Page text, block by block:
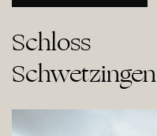
Schloss
Schwetzingen